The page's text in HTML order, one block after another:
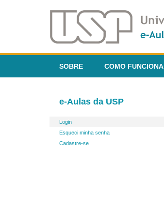
SOBRE COMO FUNCIONA
e-Aulas da USP
Login
Esqueci minha senha
Cadastre-se